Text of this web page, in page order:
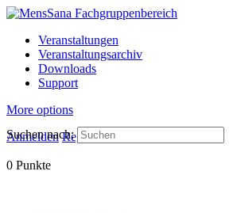
Veranstaltungen
Veranstaltungsarchiv
Downloads
Support
More options
Anmelden Registrieren
0 Punkte
Suchen nach: